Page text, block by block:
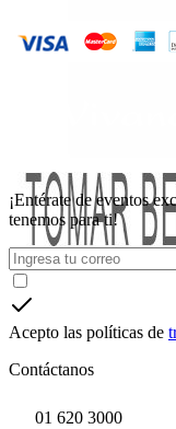
¡Entérate de eventos
tenemos para ti!
Acepto las políticas de
Contáctanos
01 620 3000